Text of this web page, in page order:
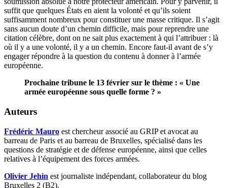
suffit que quelques États en aient la volonté et qu’ils soient
suffisamment nombreux pour constituer une masse critique. Il s’agit
sans aucun doute d’un chemin difficile, mais pour reprendre une
citation célèbre, dont on ne sait plus exactement à qui l’attribuer : là
où il y a une volonté, il y a un chemin. Encore faut-il avant de s’y
engager répondre à la question du contenu à donner à l’armée
européenne.
Prochaine tribune le 13 février sur le thème : « Une
armée européenne sous quelle forme ? »
Auteurs
Frédéric Mauro est chercheur associé au GRIP et avocat au
barreau de Paris et au barreau de Bruxelles, spécialisé dans les
questions de stratégie et de défense européenne, ainsi que celles
relatives à l’équipement des forces armées.
Olivier Jehin est journaliste indépendant, collaborateur du blog
Bruxelles 2 (B2).